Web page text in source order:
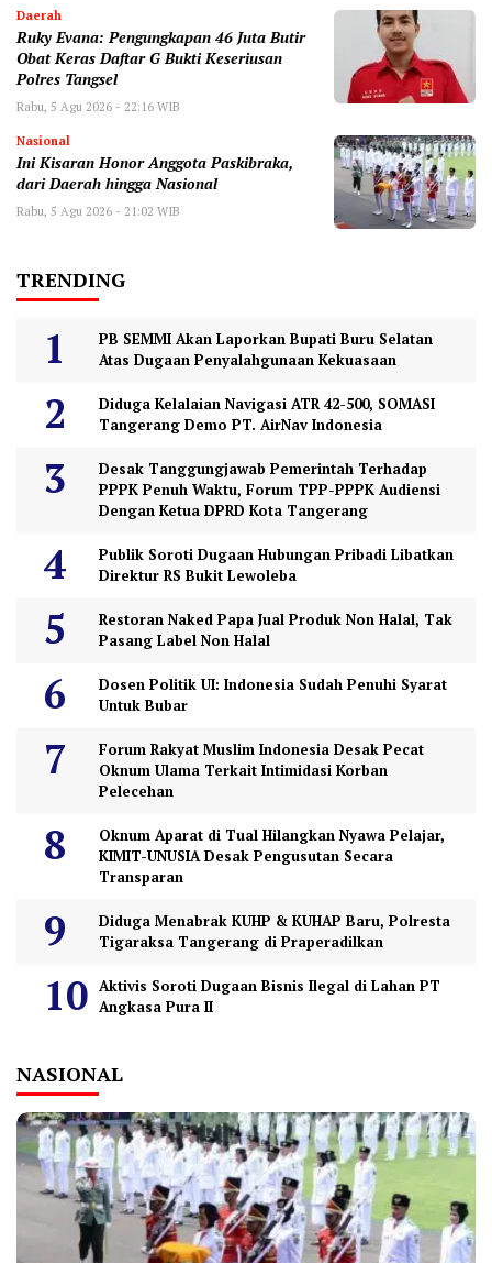
Daerah
‎Ruky Evana: Pengungkapan 46 Juta Butir
Obat Keras Daftar G Bukti Keseriusan
Polres Tangsel
Rabu, 5 Agu 2026 - 22:16 WIB
Nasional
Ini Kisaran Honor Anggota Paskibraka,
dari Daerah hingga Nasional
Rabu, 5 Agu 2026 - 21:02 WIB
TRENDING
PB SEMMI Akan Laporkan Bupati Buru Selatan
Atas Dugaan Penyalahgunaan Kekuasaan
Diduga Kelalaian Navigasi ATR 42-500, SOMASI
Tangerang Demo PT. AirNav Indonesia
Desak Tanggungjawab Pemerintah Terhadap
PPPK Penuh Waktu, Forum TPP-PPPK Audiensi
Dengan Ketua DPRD Kota Tangerang
Publik Soroti Dugaan Hubungan Pribadi Libatkan
Direktur RS Bukit Lewoleba
Restoran Naked Papa Jual Produk Non Halal, Tak
Pasang Label Non Halal
Dosen Politik UI: Indonesia Sudah Penuhi Syarat
Untuk Bubar
Forum Rakyat Muslim Indonesia Desak Pecat
Oknum Ulama Terkait Intimidasi Korban
Pelecehan
Oknum Aparat di Tual Hilangkan Nyawa Pelajar,
KIMIT-UNUSIA Desak Pengusutan Secara
Transparan
Diduga Menabrak KUHP & KUHAP Baru, Polresta
Tigaraksa Tangerang di Praperadilkan
Aktivis Soroti Dugaan Bisnis Ilegal di Lahan PT
Angkasa Pura II
NASIONAL